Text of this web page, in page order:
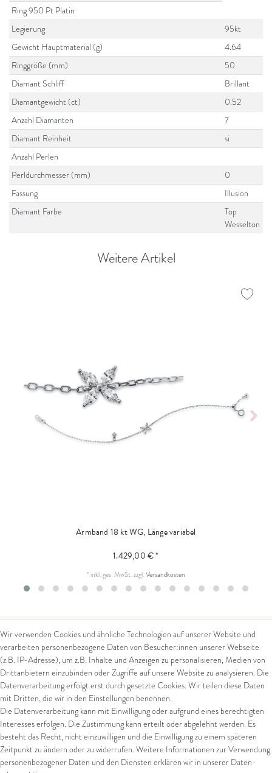
Ring 950 Pt Platin
Legierung
95kt
Gewicht Hauptmaterial (g)
4.64
Ringgröße (mm)
50
Diamant Schliff
Brillant
Diamantgewicht (ct)
0.52
Anzahl Diamanten
7
Diamant Reinheit
si
Anzahl Perlen
Perldurchmesser (mm)
0
Fassung
Illusion
Diamant Farbe
Top
Wesselton
Weitere Artikel
Armband 18 kt WG, Länge variabel
1.429,00 € *
* inkl. ges. MwSt.zzgl.Versandkosten
Kontakt
Kontaktformular
Arena in Arte GmbH
Marktgasse 2,
8600 Dübendorf
Tel: +41 44 821 60 40
Rechtliches
AGB
Impressum
Datenschutz
Widerrufsrecht
Zahlung und Versand
Widerrufsformular
Wir verwenden Cookies und ähnliche Technologien auf unserer Website und
verarbeiten personenbezogene Daten von Besucher:innen unserer Webseite
(z.B. IP-Adresse), um z.B. Inhalte und Anzeigen zu personalisieren, Medien von
Drittanbietern einzubinden oder Zugriffe auf unsere Website zu analysieren. Die
Datenverarbeitung erfolgt erst durch gesetzte Cookies. Wir teilen diese Daten
mit Dritten, die wir in den Einstellungen benennen.
Die Datenverarbeitung kann mit Einwilligung oder aufgrund eines berechtigten
Interesses erfolgen. Die Zustimmung kann erteilt oder abgelehnt werden. Es
besteht das Recht, nicht einzuwilligen und die Einwilligung zu einem späteren
Zeitpunkt zu ändern oder zu widerrufen. Weitere Informationen zur Verwendung
personenbezogener Daten und den Diensten erklären wir in unserer Daten­